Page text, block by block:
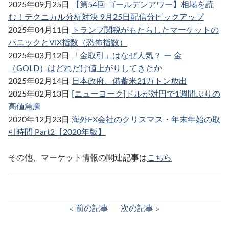
2025年09月25日
【第54回 ゴールデンアワー】相場を読
む！テクニカル分析対決 9月25日配信分ピックアップ
2025年04月11日
トランプ関税がもたらしたマーケットの
パニックとVIX指数（恐怖指数）
2025年03月12日
「金取引」はなぜ人気？ ー 金
（GOLD）はどれだけ値上がりしてきたか
2025年02月14日
日本政府、備蓄米21万トン放出
2025年02月13日
[ニューヨーク]ドルが対円で1週間ぶりの
高値急騰
2020年12月23日 海外FX会社のクリスマス・年末年始の取
引時間 Part2【2020年版】
その他、マーケット情報の関連記事はこちら
前の記事 次の記事